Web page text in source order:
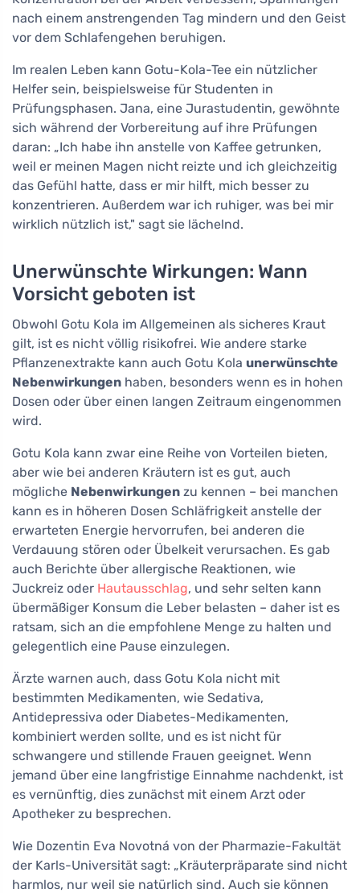
nach einem anstrengenden Tag mindern und den Geist
vor dem Schlafengehen beruhigen.
Im realen Leben kann Gotu-Kola-Tee ein nützlicher
Helfer sein, beispielsweise für Studenten in
Prüfungsphasen. Jana, eine Jurastudentin, gewöhnte
sich während der Vorbereitung auf ihre Prüfungen
daran: „Ich habe ihn anstelle von Kaffee getrunken,
weil er meinen Magen nicht reizte und ich gleichzeitig
das Gefühl hatte, dass er mir hilft, mich besser zu
konzentrieren. Außerdem war ich ruhiger, was bei mir
wirklich nützlich ist," sagt sie lächelnd.
Unerwünschte Wirkungen: Wann
Vorsicht geboten ist
Obwohl Gotu Kola im Allgemeinen als sicheres Kraut
gilt, ist es nicht völlig risikofrei. Wie andere starke
Pflanzenextrakte kann auch Gotu Kola unerwünschte
Nebenwirkungen haben, besonders wenn es in hohen
Dosen oder über einen langen Zeitraum eingenommen
wird.
Gotu Kola kann zwar eine Reihe von Vorteilen bieten,
aber wie bei anderen Kräutern ist es gut, auch
mögliche Nebenwirkungen zu kennen – bei manchen
kann es in höheren Dosen Schläfrigkeit anstelle der
erwarteten Energie hervorrufen, bei anderen die
Verdauung stören oder Übelkeit verursachen. Es gab
auch Berichte über allergische Reaktionen, wie
Juckreiz oder Hautausschlag, und sehr selten kann
übermäßiger Konsum die Leber belasten – daher ist es
ratsam, sich an die empfohlene Menge zu halten und
gelegentlich eine Pause einzulegen.
Ärzte warnen auch, dass Gotu Kola nicht mit
bestimmten Medikamenten, wie Sedativa,
Antidepressiva oder Diabetes-Medikamenten,
kombiniert werden sollte, und es ist nicht für
schwangere und stillende Frauen geeignet. Wenn
jemand über eine langfristige Einnahme nachdenkt, ist
es vernünftig, dies zunächst mit einem Arzt oder
Apotheker zu besprechen.
Wie Dozentin Eva Novotná von der Pharmazie-Fakultät
der Karls-Universität sagt: „Kräuterpräparate sind nicht
harmlos, nur weil sie natürlich sind. Auch sie können